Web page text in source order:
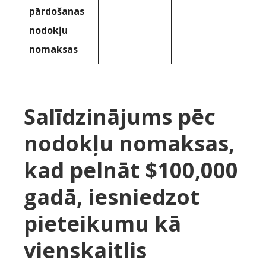
pārdošanas
nodokļu
nomaksas
Salīdzinājums pēc
nodokļu nomaksas,
kad pelnāt $100,000
gadā, iesniedzot
pieteikumu kā
vienskaitlis